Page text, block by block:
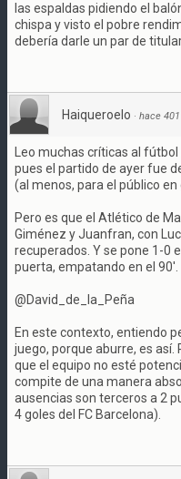
las espaldas pidiendo el
chispa y visto el pobre
debería darle un par de
Haiqueroelo · hace
Leo muchas críticas al
pues el partido de ayer fue
(al menos, para el público en
Pero es que el Atlético de
Giménez y Juanfran, con
recuperados. Y se pone 1-0
puerta, empatando en el 90'.
@David_de_la_Peña
En este contexto, entiendo
juego, porque aburre, es
que el equipo no esté
compite de una manera
ausencias son terceros a 2
4 goles del FC Barcelona).